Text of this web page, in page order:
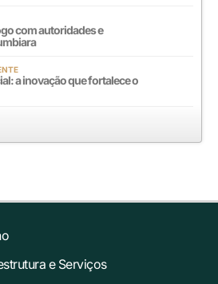
com autoridades e
a inovação que fortalece o
e Serviços